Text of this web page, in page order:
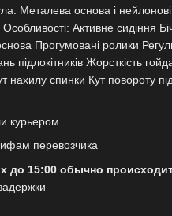
Металева основа і
Особливості: Активне сидіння
Прогумовані ролики
підлокітників Жорсткість
нахилу спинки Кут повороту
курьером
перевозчика
до 15:00 обычно